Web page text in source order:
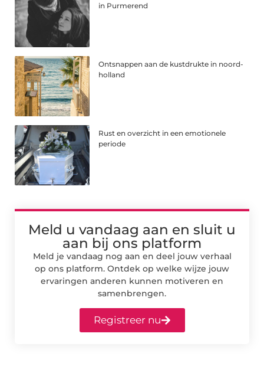
in Purmerend
Ontsnappen aan de kustdrukte in noord-
holland
Rust en overzicht in een emotionele
periode
Meld u vandaag aan en sluit u
aan bij ons platform
Meld je vandaag nog aan en deel jouw verhaal
op ons platform. Ontdek op welke wijze jouw
ervaringen anderen kunnen motiveren en
samenbrengen.
Registreer nu